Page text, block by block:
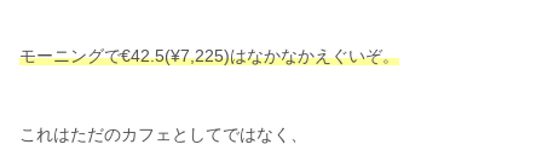
モーニングで€42.5(¥7,225)はなかなかえぐいぞ。
これはただのカフェとしてではなく、